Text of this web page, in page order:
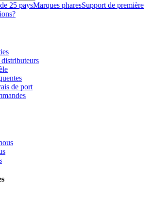
25 paysMarques pharesSupport de première
de port